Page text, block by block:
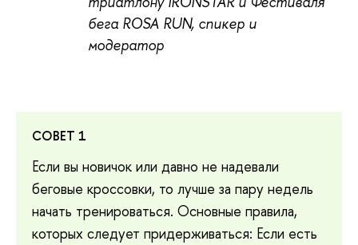
бега ROSA RUN, спикер и
модератор
СОВЕТ 1
Если вы новичок или давно не надевали
беговые кроссовки, то лучше за пару недель
начать тренироваться. Основные правила,
которых следует придерживаться: Если есть